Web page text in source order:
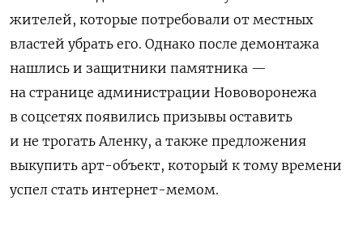
жителей, которые потребовали от местных
властей убрать его. Однако после демонтажа
нашлись и защитники памятника —
на странице администрации Нововоронежа
в соцсетях появились призывы оставить
и не трогать Аленку, а также предложения
выкупить арт-объект, который к тому времени
успел стать интернет-мемом.